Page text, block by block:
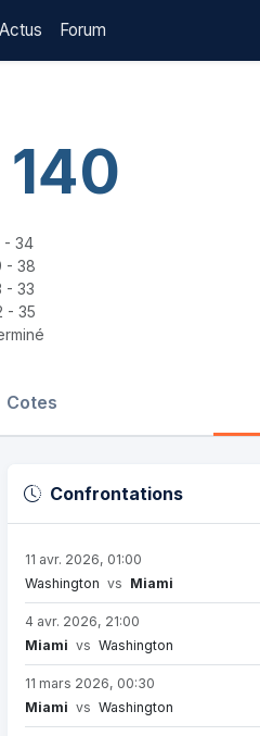
Actus Forum
140
- 34
- 38
- 33
- 35
Cotes
Confrontations
11 avr. 2026, 01:00
Washington vs Miami
4 avr. 2026, 21:00
Miami vs Washington
11 mars 2026, 00:30
Miami vs Washington